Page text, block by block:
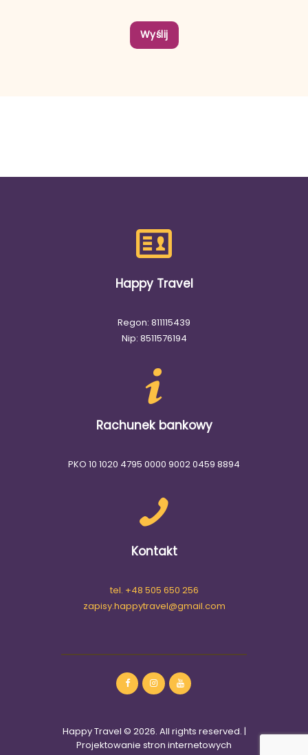
Happy Travel
Regon: 811115439
Nip: 8511576194
Rachunek bankowy
PKO 10 1020 4795 0000 9002 0459 8894
Kontakt
tel. +48 505 650 256
zapisy.happytravel@gmail.com
Happy Travel © 2026. All rights reserved. |
Projektowanie stron internetowych